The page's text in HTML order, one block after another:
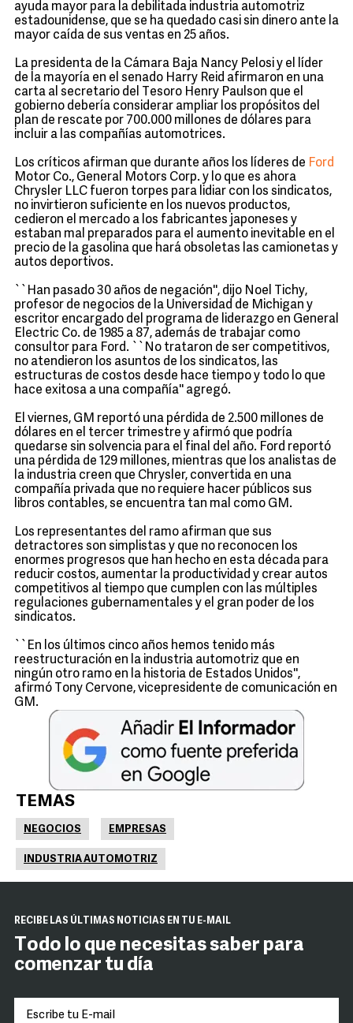
ayuda mayor para la debilitada industria automotriz
estadounidense, que se ha quedado casi sin dinero ante la
mayor caída de sus ventas en 25 años.
La presidenta de la Cámara Baja Nancy Pelosi y el líder
de la mayoría en el senado Harry Reid afirmaron en una
carta al secretario del Tesoro Henry Paulson que el
gobierno debería considerar ampliar los propósitos del
plan de rescate por 700.000 millones de dólares para
incluir a las compañías automotrices.
Los críticos afirman que durante años los líderes de Ford
Motor Co., General Motors Corp. y lo que es ahora
Chrysler LLC fueron torpes para lidiar con los sindicatos,
no invirtieron suficiente en los nuevos productos,
cedieron el mercado a los fabricantes japoneses y
estaban mal preparados para el aumento inevitable en el
precio de la gasolina que hará obsoletas las camionetas y
autos deportivos.
``Han pasado 30 años de negación'', dijo Noel Tichy,
profesor de negocios de la Universidad de Michigan y
escritor encargado del programa de liderazgo en General
Electric Co. de 1985 a 87, además de trabajar como
consultor para Ford. ``No trataron de ser competitivos,
no atendieron los asuntos de los sindicatos, las
estructuras de costos desde hace tiempo y todo lo que
hace exitosa a una compañía'' agregó.
El viernes, GM reportó una pérdida de 2.500 millones de
dólares en el tercer trimestre y afirmó que podría
quedarse sin solvencia para el final del año. Ford reportó
una pérdida de 129 millones, mientras que los analistas de
la industria creen que Chrysler, convertida en una
compañía privada que no requiere hacer públicos sus
libros contables, se encuentra tan mal como GM.
Los representantes del ramo afirman que sus
detractores son simplistas y que no reconocen los
enormes progresos que han hecho en esta década para
reducir costos, aumentar la productividad y crear autos
competitivos al tiempo que cumplen con las múltiples
regulaciones gubernamentales y el gran poder de los
sindicatos.
``En los últimos cinco años hemos tenido más
reestructuración en la industria automotriz que en
ningún otro ramo en la historia de Estados Unidos'',
afirmó Tony Cervone, vicepresidente de comunicación en
GM.
TEMAS
NEGOCIOS EMPRESAS
INDUSTRIA AUTOMOTRIZ
RECIBE LAS ÚLTIMAS NOTICIAS EN TU E-MAIL
Todo lo que necesitas saber para
comenzar tu día